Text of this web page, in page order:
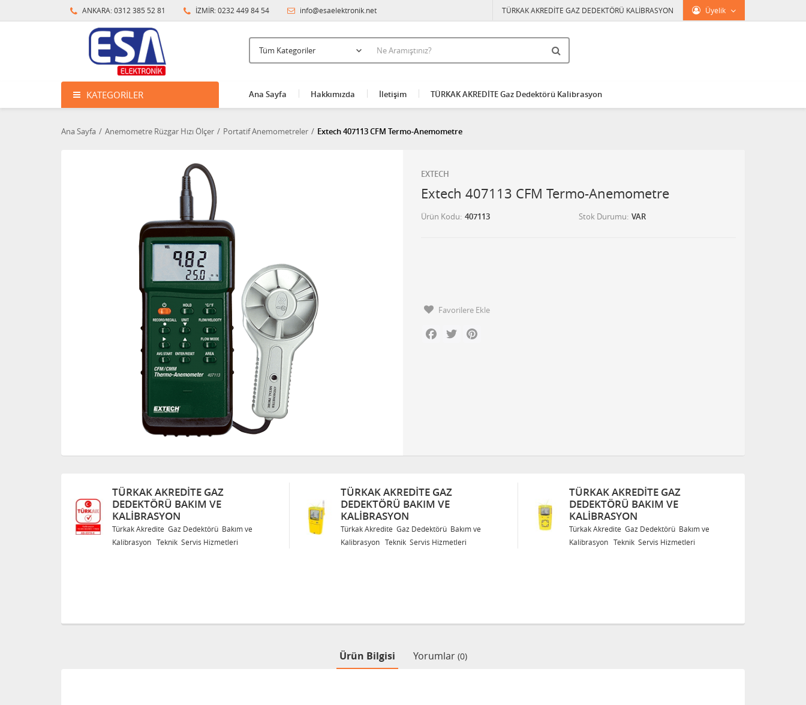
ANKARA: 0312 385 52 81 İZMİR: 0232 449 84 54 info@esaelektronik.net Üyelik
TÜRKAK AKREDİTE GAZ DEDEKTÖRÜ KALİBRASYON
KATEGORILER Ana Sayfa Hakkımızda İletişim TÜRKAK AKREDİTE Gaz Dedektörü Kalibrasyon
Ana Sayfa Anemometre Rüzgar Hızı Ölçer Portatif Anemometreler Extech 407113 CFM Termo-Anemometre
EXTECH
Extech 407113 CFM Termo-Anemometre
Ürün Kodu 407113 Stok Durumu VAR
Favorilere Ekle
Facebook
Twitter
TÜRKAK AKREDITE GAZ
DEDEKTÖRÜ BAKIM VE
KALIBRASYON
Türkak Akredite Gaz Dedektörü Bakım ve
Kalibrasyon Teknik Servis Hizmetleri
TÜRKAK AKREDITE GAZ
DEDEKTÖRÜ BAKIM VE
KALIBRASYON
Türkak Akredite Gaz Dedektörü Bakım ve
Kalibrasyon Teknik Servis Hizmetleri
TÜRKAK AKREDITE GAZ
DEDEKTÖRÜ BAKIM VE
KALIBRASYON
Türkak Akredite Gaz Dedektörü Bakım ve
Kalibrasyon Teknik Servis Hizmetleri
Ürün Bilgisi Yorumlar (0)